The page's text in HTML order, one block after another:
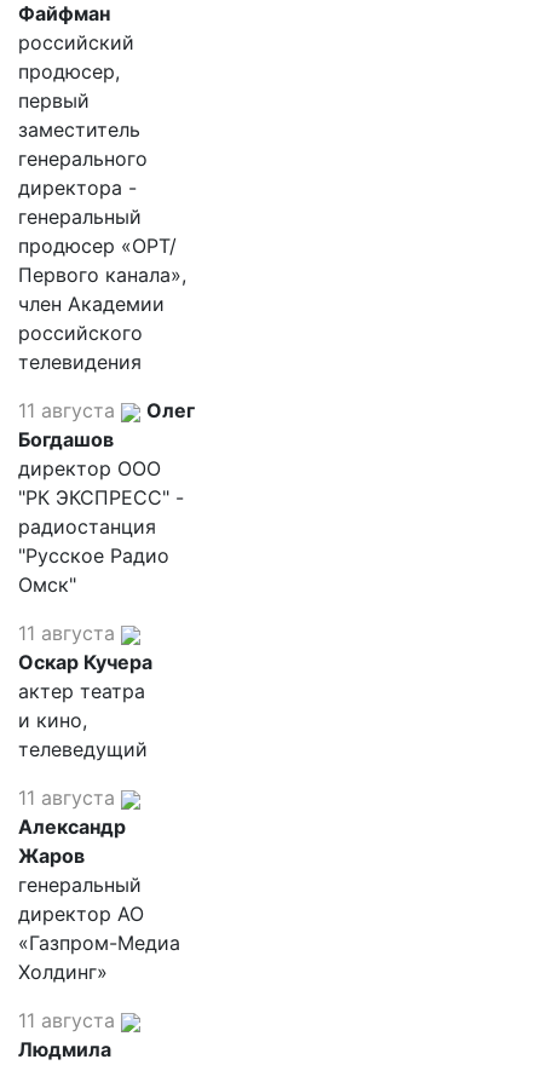
Файфман
российский
продюсер,
первый
заместитель
генерального
директора -
генеральный
продюсер «ОРТ/
Первого канала»,
член Академии
российского
телевидения
11 августа
Олег
Богдашов
директор ООО
"РК ЭКСПРЕСС" -
радиостанция
"Русское Радио
Омск"
11 августа
Оскар Кучера
актер театра
и кино,
телеведущий
11 августа
Александр
Жаров
генеральный
директор АО
«Газпром-Медиа
Холдинг»
11 августа
Людмила